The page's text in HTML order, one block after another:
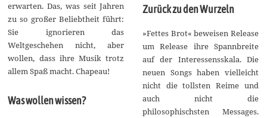
erwarten. Das, was seit Jahren
zu so großer Beliebtheit führt:
Sie ignorieren das
Weltgeschehen nicht, aber
wollen, dass ihre Musik trotz
allem Spaß macht. Chapeau!
Was wollen wissen?
Zurück zu den Wurzeln
»Fettes Brot« beweisen Release
um Release ihre Spannbreite
auf der Interessensskala. Die
neuen Songs haben vielleicht
nicht die tollsten Reime und
auch nicht die
philosophischsten Messages.